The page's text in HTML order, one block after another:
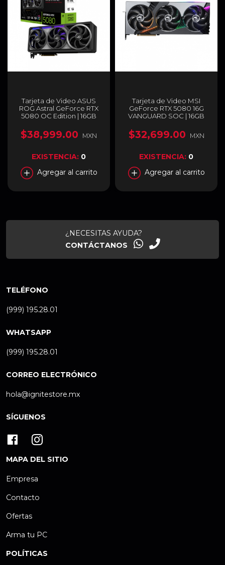
Tarjeta de Video ASUS
ROG Astral GeForce RTX
5080 OC Edition | 16GB
192-bit | HDMI 2.1b x 2 /
DisplayPort 2.1b x 3 | ROG-
GAMING
$38,999.00 MXN
EXISTENCIA: 0
Agregar al carrito
Tarjeta de Video MSI
GeForce RTX 5080 16G
VANGUARD SOC | 16GB
256 Bits | G5080-16VGS
$32,699.00 MXN
EXISTENCIA: 0
Agregar al carrito
¿NECESITAS AYUDA?
CONTÁCTANOS
TELÉFONO
(999) 195.28.01
WHATSAPP
(999) 195.28.01
CORREO ELECTRÓNICO
hola@ignitestore.mx
SÍGUENOS
MAPA DEL SITIO
Empresa
Contacto
Ofertas
Arma tu PC
POLÍTICAS